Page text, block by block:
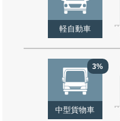
軽自動車
3%
中型貨物車